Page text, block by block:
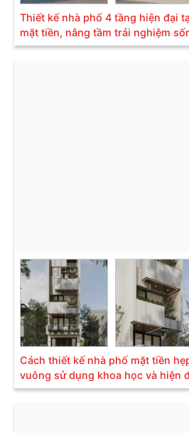
Thiết kế nhà phố 4 tầng hiện đại
mặt tiền, nâng tầm trải nghiệm
Cách thiết kế nhà phố mặt tiền
vuông sử dụng khoa học và hiện